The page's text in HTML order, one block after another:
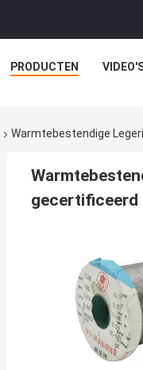
PRODUCTEN
Warmtebestendige
gecertificeerd